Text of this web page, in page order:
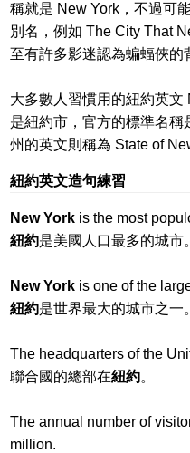
稱就是 New York，不過可
別名，例如 The City That
至有許多影迷認為蝙蝠俠的
大多數人習慣用的紐約英文
是紐約市，官方的標準名稱
州的英文則稱為 State of
紐約英文造句練習
New York is the most
紐約是美國人口最多的城市。
New York is one of the
紐約是世界最大的城市之一。
The headquarters of the
聯合國的總部在紐約。
The annual number of
million.